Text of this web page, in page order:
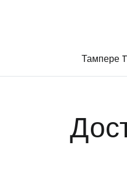
Тампере